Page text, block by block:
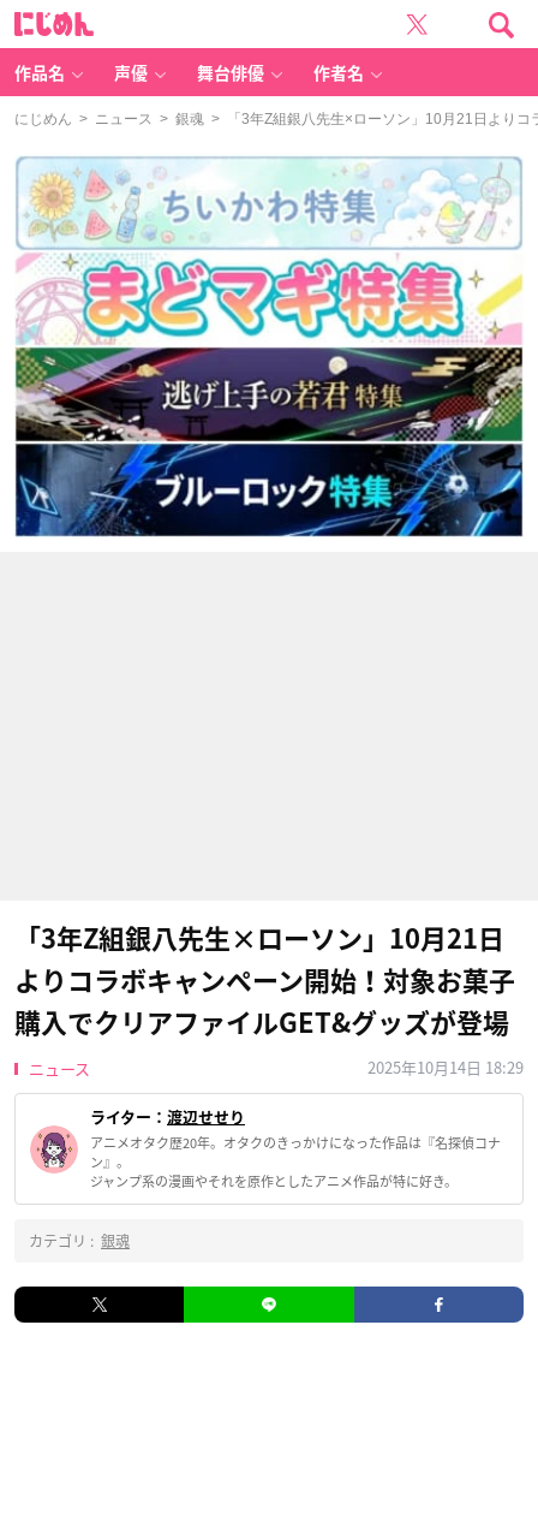
作品名 声優 舞台俳優 作者名
にじめん > ニュース > 銀魂 > 「3年Z組銀八先生×ローソン」10月21日よりコ
「3年Z組銀八先生×ローソン」10月21日
よりコラボキャンペーン開始！対象お菓子
購入でクリアファイルGET&グッズが登場
ニュース 2025年10月14日 18:29
ライター： 渡辺せせり
アニメオタク歴20年。オタクのきっかけになった作品は『名探偵コナ
ン』。
ジャンプ系の漫画やそれを原作としたアニメ作品が特に好き。
カテゴリ : 銀魂